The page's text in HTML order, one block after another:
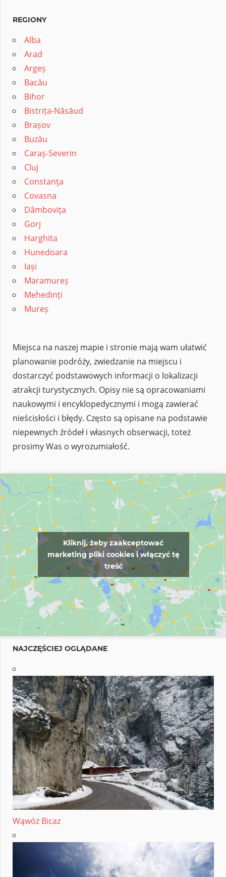
REGIONY
Alba
Arad
Argeș
Bacău
Bihor
Bistrița-Năsăud
Brașov
Buzău
Caraș-Severin
Cluj
Constanţa
Covasna
Dâmbovița
Gorj
Harghita
Hunedoara
Iași
Maramureș
Mehedinți
Mureș
Miejsca na naszej mapie i stronie mają wam ułatwić
planowanie podróży, zwiedzanie na miejscu i
dostarczyć podstawowych informacji o lokalizacji
atrakcji turystycznych. Opisy nie są opracowaniami
naukowymi i encyklopedycznymi i mogą zawierać
nieścisłości i błędy. Często są opisane na podstawie
niepewnych źródeł i własnych obserwacji, toteż
prosimy Was o wyrozumiałość.
Kliknij, żeby zaakceptować
marketing pliki cookies i włączyć tę
treść
NAJCZĘŚCIEJ OGLĄDANE
Wąwóz Bicaz